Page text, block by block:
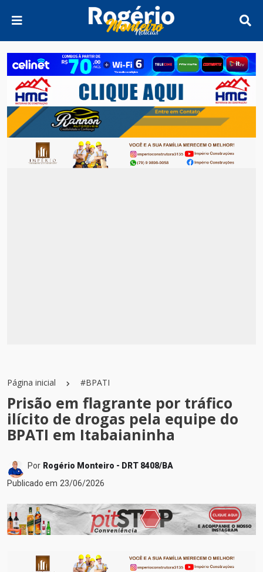
Página inicial #BPATI
Prisão em flagrante por tráfico
ilícito de drogas pela equipe do
BPATI em Itabaianinha
Por Rogério Monteiro - DRT 8408/BA
Publicado em 23/06/2026